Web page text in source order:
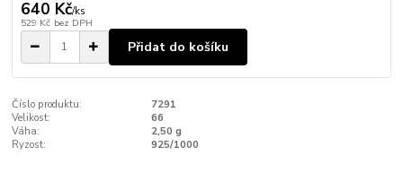
640 Kč/ks
529 Kč bez DPH
Přidat do košíku
Číslo produktu:
7291
Velikost:
66
Váha:
2,50 g
Ryzost:
925/1000